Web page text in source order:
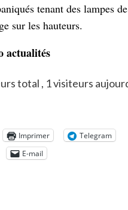
tenant des lampes
sur les hauteurs.
actualités
total , 1 visiteurs
Imprimer
Telegram
E-mail